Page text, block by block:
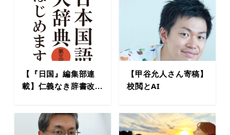
【『日国』編集部連
載】仁義なき辞書改...
【甲谷允人さん寄稿】
校閲とAI